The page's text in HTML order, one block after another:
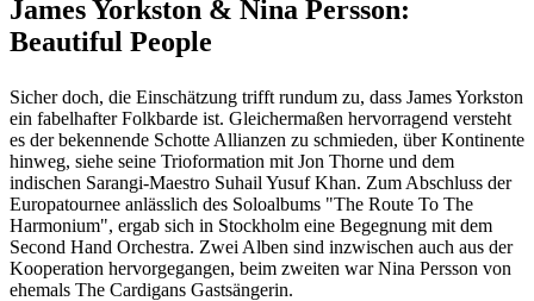
James Yorkston & Nina Persson:
Beautiful People
Sicher doch, die Einschätzung trifft rundum zu, dass James Yorkston
ein fabelhafter Folkbarde ist. Gleichermaßen hervorragend versteht
es der bekennende Schotte Allianzen zu schmieden, über Kontinente
hinweg, siehe seine Trioformation mit Jon Thorne und dem
indischen Sarangi-Maestro Suhail Yusuf Khan. Zum Abschluss der
Europatournee anlässlich des Soloalbums "The Route To The
Harmonium", ergab sich in Stockholm eine Begegnung mit dem
Second Hand Orchestra. Zwei Alben sind inzwischen auch aus der
Kooperation hervorgegangen, beim zweiten war Nina Persson von
ehemals The Cardigans Gastsängerin.